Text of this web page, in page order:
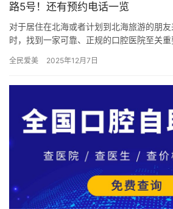
路5号！还有预约电话一览
对于居住在北海或者计划到北海旅游的朋
时，找到一家可靠、正规的口腔医院至关
北海海…
全民爱美 2025年12月7日